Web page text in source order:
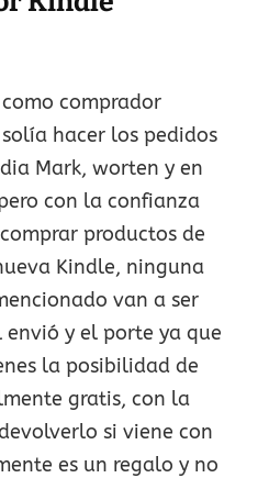
comprador
hacer los pedidos
Mark, worten y en
con la confianza
productos de
Kindle, ninguna
van a ser
y el porte ya que
la posibilidad de
gratis, con la
si viene con
es un regalo y no